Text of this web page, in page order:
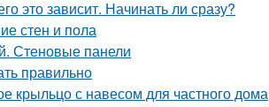
это зависит. Начинать ли сразу?
стен и пола
Стеновые панели
правильно
крыльцо с навесом для частного дома